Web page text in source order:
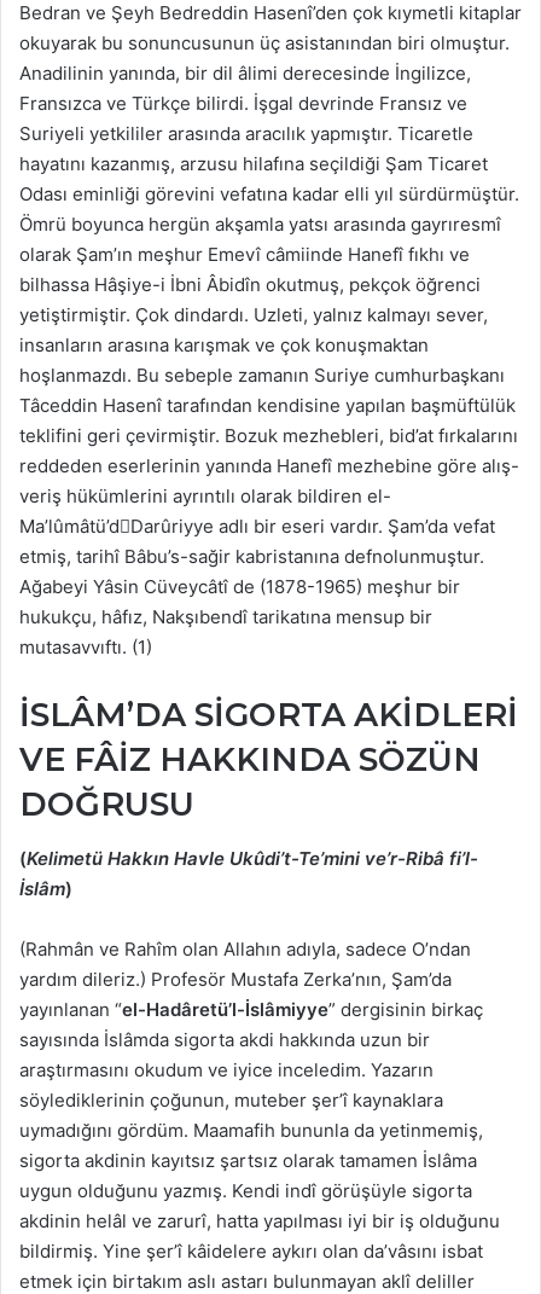
Bedran ve Şeyh Bedreddin Hasenî’den çok kıymetli kitaplar
okuyarak bu sonuncusunun üç asistanından biri olmuştur.
Anadilinin yanında, bir dil âlimi derecesinde İngilizce,
Fransızca ve Türkçe bilirdi. İşgal devrinde Fransız ve
Suriyeli yetkililer arasında aracılık yapmıştır. Ticaretle
hayatını kazanmış, arzusu hilafına seçildiği Şam Ticaret
Odası eminliği görevini vefatına kadar elli yıl sürdürmüştür.
Ömrü boyunca hergün akşamla yatsı arasında gayrıresmî
olarak Şam’ın meşhur Emevî câmiinde Hanefî fıkhı ve
bilhassa Hâşiye-i İbni Âbidîn okutmuş, pekçok öğrenci
yetiştirmiştir. Çok dindardı. Uzleti, yalnız kalmayı sever,
insanların arasına karışmak ve çok konuşmaktan
hoşlanmazdı. Bu sebeple zamanın Suriye cumhurbaşkanı
Tâceddin Hasenî tarafından kendisine yapılan başmüftülük
teklifini geri çevirmiştir. Bozuk mezhebleri, bid’at fırkalarını
reddeden eserlerinin yanında Hanefî mezhebine göre alış-
veriş hükümlerini ayrıntılı olarak bildiren el-
Ma’lûmâtü’d￾Darûriyye adlı bir eseri vardır. Şam’da vefat
etmiş, tarihî Bâbu’s-sağir kabristanına defnolunmuştur.
Ağabeyi Yâsin Cüveycâtî de (1878-1965) meşhur bir
hukukçu, hâfız, Nakşıbendî tarikatına mensup bir
mutasavvıftı. (1)
İSLÂM’DA SİGORTA AKİDLERİ
VE FÂİZ HAKKINDA SÖZÜN
DOĞRUSU
(Kelimetü Hakkın Havle Ukûdi’t-Te’mini ve’r-Ribâ fi’l-
İslâm)
(Rahmân ve Rahîm olan Allahın adıyla, sadece O’ndan
yardım dileriz.) Profesör Mustafa Zerka’nın, Şam’da
yayınlanan “el-Hadâretü’l-İslâmiyye” dergisinin birkaç
sayısında İslâmda sigorta akdi hakkında uzun bir
araştırmasını okudum ve iyice inceledim. Yazarın
söylediklerinin çoğunun, muteber şer’î kaynaklara
uymadığını gördüm. Maamafih bununla da yetinmemiş,
sigorta akdinin kayıtsız şartsız olarak tamamen İslâma
uygun olduğunu yazmış. Kendi indî görüşüyle sigorta
akdinin helâl ve zarurî, hatta yapılması iyi bir iş olduğunu
bildirmiş. Yine şer’î kâidelere aykırı olan da’vâsını isbat
etmek için birtakım aslı astarı bulunmayan aklî deliller